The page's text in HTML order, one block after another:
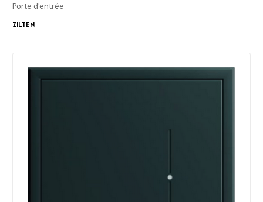
Porte d'entrée
Zilten